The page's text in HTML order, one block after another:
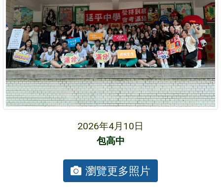
2026年4月10日
包高中
瀏覽更多照片